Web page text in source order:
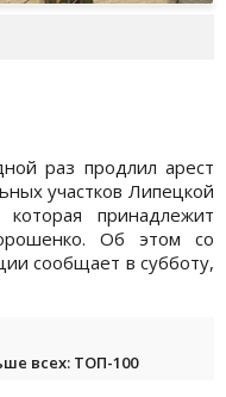
раз продлил арест
участков Липецкой
принадлежит
Об этом со
сообщает в субботу,
всех: ТОП-100